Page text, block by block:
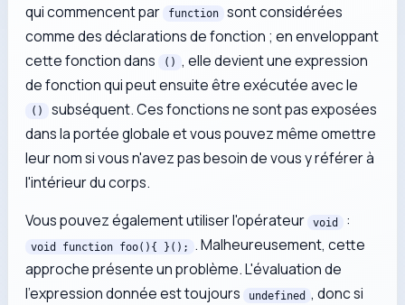
qui commencent par
function
sont considérées
comme desdéclarations de fonction ; en enveloppant
cette fonction dans
() , elle devient uneexpression
de fonctionqui peut ensuite être exécutée avec le
()
subséquent. Ces fonctions ne sont pas exposées
dans la portée globale et vous pouvez même omettre
leur nom si vous n'avez pas besoin de vous y référer à
l'intérieur du corps.
Vous pouvez également utiliser l'opérateur
void :
void function foo(){ }();
. Malheureusement, cette
approche présente un problème. L'évaluation de
l'expression donnée est toujours
undefined , donc si